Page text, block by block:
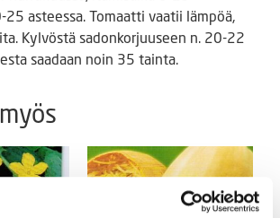
asteessa. Tomaatti vaatii lämpöä,
Kylvöstä sadonkorjuuseen n. 20-22
saadaan noin 35 tainta.